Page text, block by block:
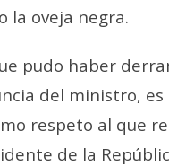
la oveja negra.
pudo haber
del ministro,
respeto al que
de la